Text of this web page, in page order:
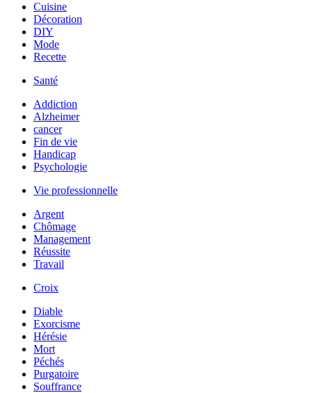
Cuisine
Décoration
DIY
Mode
Recette
Santé
Addiction
Alzheimer
cancer
Fin de vie
Handicap
Psychologie
Vie professionnelle
Argent
Chômage
Management
Réussite
Travail
Croix
Diable
Exorcisme
Hérésie
Mort
Péchés
Purgatoire
Souffrance